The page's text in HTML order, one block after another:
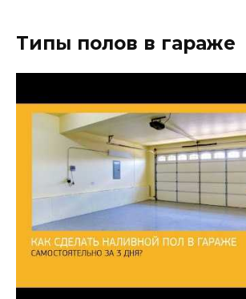
Типы полов в гараже